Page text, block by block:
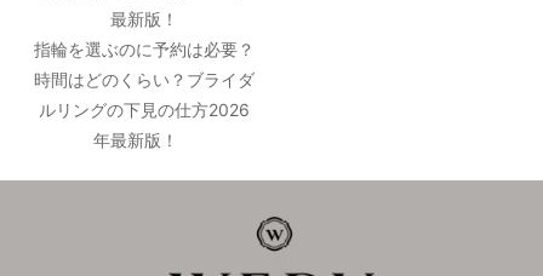
最新版！
指輪を選ぶのに予約は必要？
時間はどのくらい？ブライダ
ルリングの下見の仕方2026
年最新版！